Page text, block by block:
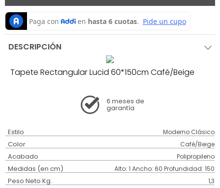
DESCRIPCIÓN
Tapete Rectangular Lucid 60*150cm Café/Beige
6 meses de
garantía
Estilo Moderno Clásico
Color Café/Beige
Acabado Polipropileno
Medidas (en cm) Alto: 1 Ancho: 60 Profundidad: 150
Peso Neto Kg. 1,3